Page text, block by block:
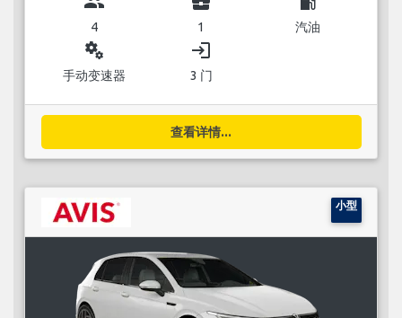
4 1 汽油
miscellaneous_services
手动变速器
login
3 门
查看详情...
小型